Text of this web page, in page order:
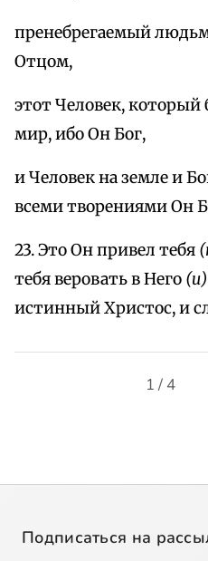
пренебрегаемый
Отцом,
этот Человек,
мир, ибо Он Бог,
и Человек на земле и
всеми творениями Он
23. Это Он привел тебя
тебя веровать в Него (и)
истинный Христос, и
1 / 4
Подписаться на